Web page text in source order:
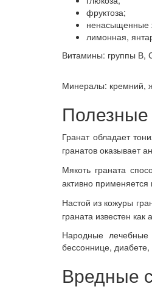
фруктоза;
ненасыщенные
лимонная,
Витамины: группы В,
Минералы: кремний,
Полезные
Гранат обладает
гранатов оказывает
Мякоть граната
активно
Настой из кожуры
граната известен
Народные лечебные
бессоннице,
Вредные